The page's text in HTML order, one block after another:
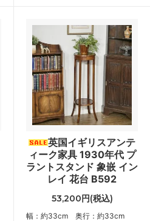
英国イギリスアンテ
ィーク家具 1930年代 プ
ラントスタンド 象嵌 イン
レイ 花台 B592
53,200円(税込)
幅：約33cm 奥行：約33cm